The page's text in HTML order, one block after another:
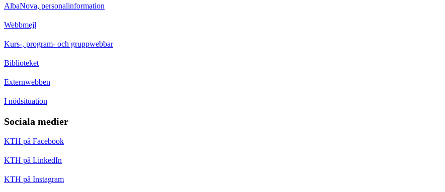
AlbaNova, personalinformation
Webbmejl
Kurs-, program- och gruppwebbar
Biblioteket
Externwebben
I nödsituation
Sociala medier
KTH på Facebook
KTH på LinkedIn
KTH på Instagram